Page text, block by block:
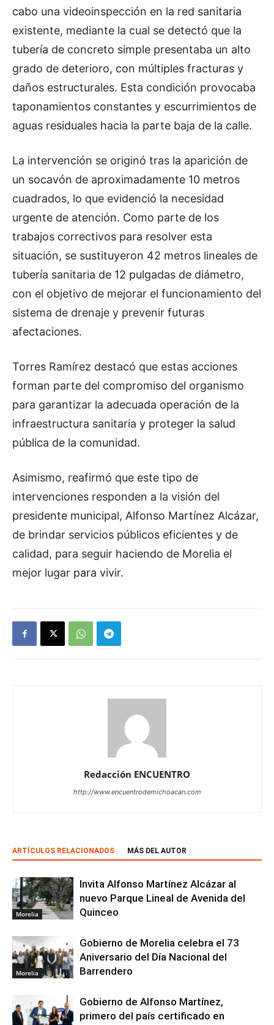
cabo una videoinspección en la red sanitaria
existente, mediante la cual se detectó que la
tubería de concreto simple presentaba un alto
grado de deterioro, con múltiples fracturas y
daños estructurales. Esta condición provocaba
taponamientos constantes y escurrimientos de
aguas residuales hacia la parte baja de la calle.
La intervención se originó tras la aparición de
un socavón de aproximadamente 10 metros
cuadrados, lo que evidenció la necesidad
urgente de atención. Como parte de los
trabajos correctivos para resolver esta
situación, se sustituyeron 42 metros lineales de
tubería sanitaria de 12 pulgadas de diámetro,
con el objetivo de mejorar el funcionamiento del
sistema de drenaje y prevenir futuras
afectaciones.
Torres Ramírez destacó que estas acciones
forman parte del compromiso del organismo
para garantizar la adecuada operación de la
infraestructura sanitaria y proteger la salud
pública de la comunidad.
Asimismo, reafirmó que este tipo de
intervenciones responden a la visión del
presidente municipal, Alfonso Martínez Alcázar,
de brindar servicios públicos eficientes y de
calidad, para seguir haciendo de Morelia el
mejor lugar para vivir.
Redacción ENCUENTRO
http://www.encuentrodemichoacan.com
ARTÍCULOS RELACIONADOS MÁS DEL AUTOR
Morelia
Invita Alfonso Martínez Alcázar al
nuevo Parque Lineal de Avenida del
Quinceo
Morelia
Gobierno de Morelia celebra el 73
Aniversario del Día Nacional del
Barrendero
Gobierno de Alfonso Martínez,
primero del país certificado en